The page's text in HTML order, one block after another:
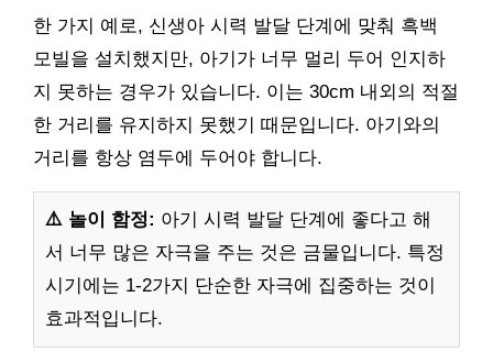
한 가지 예로, 신생아 시력 발달 단계에 맞춰 흑백
모빌을 설치했지만, 아기가 너무 멀리 두어 인지하
지 못하는 경우가 있습니다. 이는 30cm 내외의 적절
한 거리를 유지하지 못했기 때문입니다. 아기와의
거리를 항상 염두에 두어야 합니다.
⚠️ 놀이 함정: 아기 시력 발달 단계에 좋다고 해
서 너무 많은 자극을 주는 것은 금물입니다. 특정
시기에는 1-2가지 단순한 자극에 집중하는 것이
효과적입니다.